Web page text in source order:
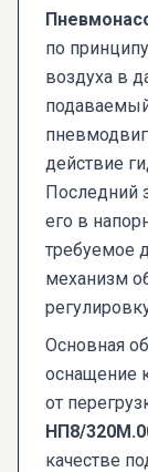
по
воздуха в
действие
Последний
его в
требуемое
механизм
Основная
оснащение
от
НП8/
качестве